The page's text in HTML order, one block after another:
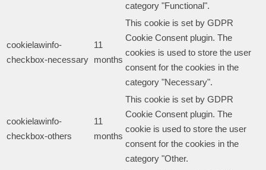
category "Functional".
cookielawinfo-
checkbox-necessary
11
months
This cookie is set by GDPR
Cookie Consent plugin. The
cookies is used to store the user
consent for the cookies in the
category "Necessary".
cookielawinfo-
checkbox-others
11
months
This cookie is set by GDPR
Cookie Consent plugin. The
cookie is used to store the user
consent for the cookies in the
category "Other.